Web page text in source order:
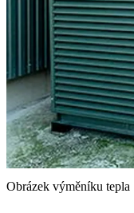
Obrázek výměníku tepla